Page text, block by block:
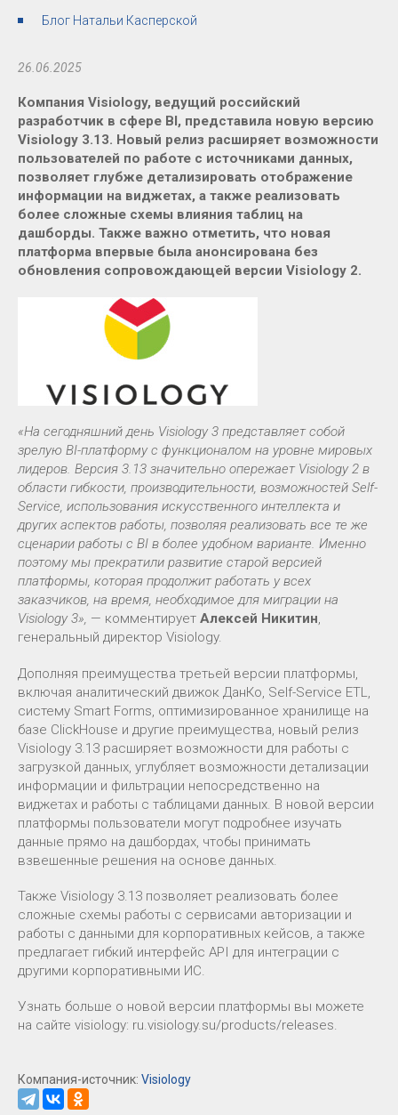
Блог Натальи Касперской
26.06.2025
Компания Visiology, ведущий российский
разработчик в сфере BI, представила новую версию
Visiology 3.13. Новый релиз расширяет возможности
пользователей по работе с источниками данных,
позволяет глубже детализировать отображение
информации на виджетах, а также реализовать
более сложные схемы влияния таблиц на
дашборды. Также важно отметить, что новая
платформа впервые была анонсирована без
обновления сопровождающей версии Visiology 2.
«На сегодняшний день Visiology 3 представляет собой
зрелую BI-платформу с функционалом на уровне мировых
лидеров. Версия 3.13 значительно опережает Visiology 2 в
области гибкости, производительности, возможностей Self-
Service, использования искусственного интеллекта и
других аспектов работы, позволяя реализовать все те же
сценарии работы с BI в более удобном варианте. Именно
поэтому мы прекратили развитие старой версией
платформы, которая продолжит работать у всех
заказчиков, на время, необходимое для миграции на
Visiology 3», — комментирует Алексей Никитин,
генеральный директор Visiology.
Дополняя преимущества третьей версии платформы,
включая аналитический движок ДанКо, Self-Service ETL,
систему Smart Forms, оптимизированное хранилище на
базе ClickHouse и другие преимущества, новый релиз
Visiology 3.13 расширяет возможности для работы с
загрузкой данных, углубляет возможности детализации
информации и фильтрации непосредственно на
виджетах и работы с таблицами данных. В новой версии
платформы пользователи могут подробнее изучать
данные прямо на дашбордах, чтобы принимать
взвешенные решения на основе данных.
Также Visiology 3.13 позволяет реализовать более
сложные схемы работы с сервисами авторизации и
работы с данными для корпоративных кейсов, а также
предлагает гибкий интерфейс API для интеграции с
другими корпоративными ИС.
Узнать больше о новой версии платформы вы можете
на сайте visiology: ru.visiology.su/products/releases.
Компания-источник: Visiology